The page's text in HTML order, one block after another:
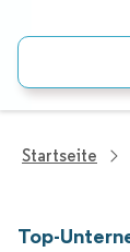
Startseite
Top-